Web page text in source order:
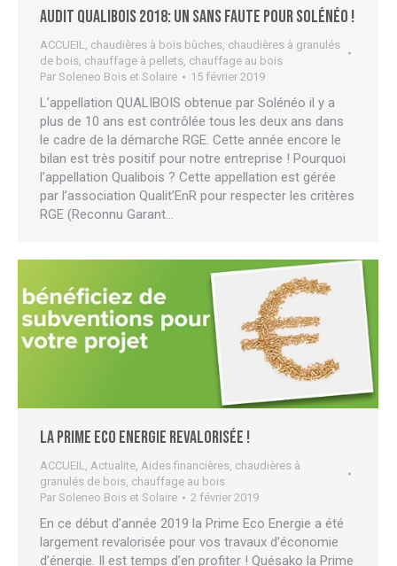
Audit QUALIBOIS 2018: un sans faute pour Solénéo !
ACCUEIL, chaudières à bois bûches, chaudières à granulés
de bois, chauffage à pellets, chauffage au bois
Par Soleneo Bois et Solaire 15 février 2019
L’appellation QUALIBOIS obtenue par Solénéo il y a
plus de 10 ans est contrôlée tous les deux ans dans
le cadre de la démarche RGE. Cette année encore le
bilan est très positif pour notre entreprise ! Pourquoi
l’appellation Qualibois ? Cette appellation est gérée
par l’association Qualit’EnR pour respecter les critères
RGE (Reconnu Garant…
La Prime Eco Energie revalorisée !
ACCUEIL Actualite Aides financières chaudières à
granulés de bois chauffage au bois
Par Soleneo Bois et Solaire 2 février 2019
En ce début d’année 2019 la Prime Eco Energie a été
largement revalorisée pour vos travaux d’économie
d’énergie. Il est temps d’en profiter ! Quésako la Prime